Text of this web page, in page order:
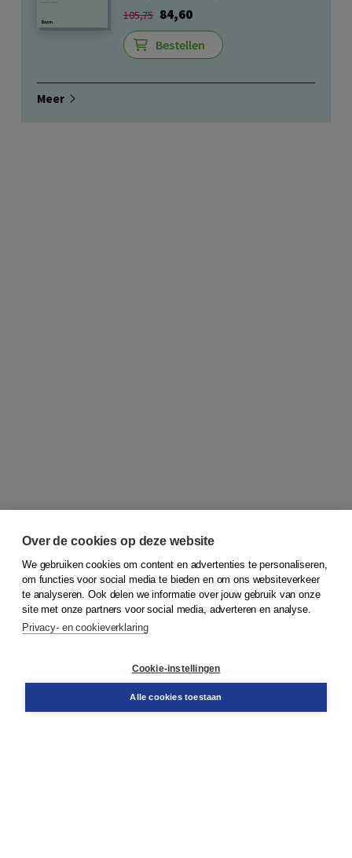
105,75 84,60
Bestellen
Meer
© 2026Koninklijke Boom uitgevers
Bestellen
Over de cookies op deze website
We gebruiken cookies om content en advertenties te personaliseren,
om functies voor social media te bieden en om ons websiteverkeer
te analyseren. Ook delen we informatie over jouw gebruik van onze
site met onze partners voor social media, adverteren en analyse.
Privacy- en cookieverklaring
Cookie-instellingen
Alle cookies toestaan